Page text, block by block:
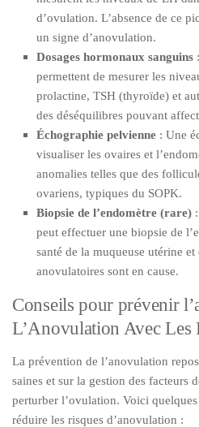
d’ovulation. L’absence de ce
un signe d’anovulation.
Dosages hormonaux sanguins
permettent de mesurer les
prolactine, TSH (thyroïde) et
des déséquilibres pouvant
Échographie pelvienne : Une
visualiser les ovaires et
anomalies telles que des
ovariens, typiques du SOPK.
Biopsie de l’endomètre (rare)
peut effectuer une biopsie de
santé de la muqueuse utérine
anovulatoires sont en cause.
Conseils pour prévenir
L’Anovulation Avec Les
La prévention de l’anovulation
saines et sur la gestion des facteurs
perturber l’ovulation. Voici
réduire les risques d’anovulation :